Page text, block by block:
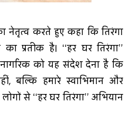
नेतृत्व करते हुए कहा कि तिरंगा
प्रतीक है। ‘‘हर घर तिरंगा’’
को यह संदेश देना है कि
बल्कि हमारे स्वाभिमान और
से ‘‘हर घर तिरंगा’’ अभियान